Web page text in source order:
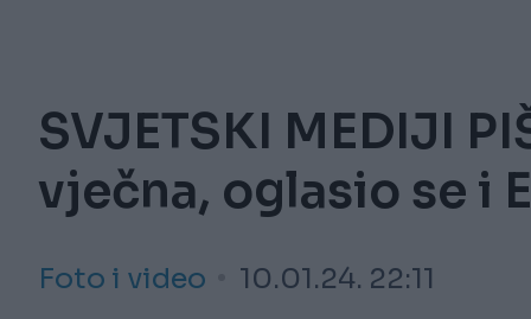
SVJETSKI MEDIJI
vječna, oglasio se i
Foto i video 10.01.24. 22:11